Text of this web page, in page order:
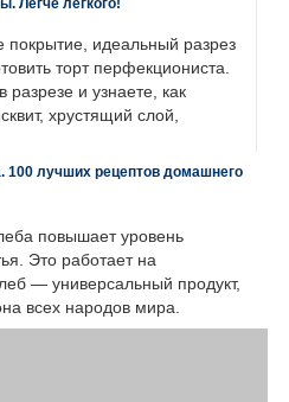
Легче легкого!
покрытие, идеальный разрез
торт перфекциониста.
и узнаете, как
хрустящий слой,
лучших рецептов домашнего
повышает уровень
Это работает на
— универсальный продукт,
всех народов мира.